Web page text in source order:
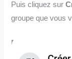
Puis cliquez sur
groupe que vous